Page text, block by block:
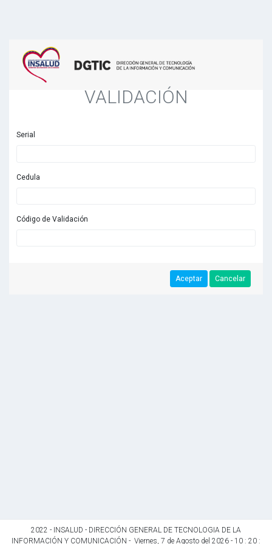
VALIDACIÓN
Serial
Cedula
Código de Validación
2022 - INSALUD - DIRECCIÓN GENERAL DE TECNOLOGIA DE LA
INFORMACIÓN Y COMUNICACIÓN - Viernes, 7 de Agosto del 2026 - 10 : 20 :